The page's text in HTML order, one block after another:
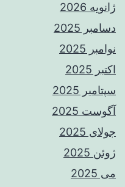
ژانویه 2026
دسامبر 2025
نوامبر 2025
اکتبر 2025
سپتامبر 2025
آگوست 2025
جولای 2025
ژوئن 2025
می 2025